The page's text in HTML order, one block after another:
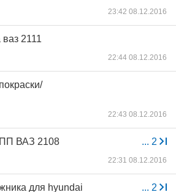
23:42 08.12.2016
ваз 2111
22:44 08.12.2016
22:43 08.12.2016
... 2
ВАЗ 2108
22:31 08.12.2016
... 2
для hyundai